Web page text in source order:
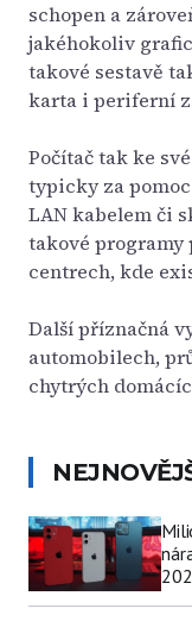
schopen a
jakéhokoliv
takové sestavě
karta i periferní
Počítač tak ke
typicky za
LAN kabelem či
takové programy
centrech, kde
Další příznačná
automobilech,
chytrých